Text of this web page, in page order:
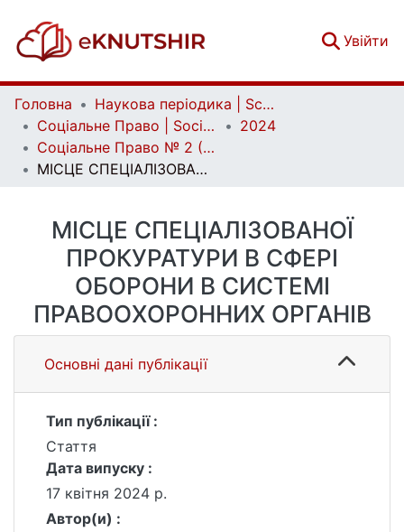
Увійти
Головна
Наукова періодика | Scientific periodicals
Соціальне Право | Social Law
2024
Соціальне Право № 2 (2024)
МІСЦЕ СПЕЦІАЛІЗОВАНОЇ ПРОКУРАТУРИ В СФЕРІ ОБОРОНИ В СИСТЕМІ ПРАВООХОРОННИХ ОРГАНІВ
МІСЦЕ СПЕЦІАЛІЗОВАНОЇ
ПРОКУРАТУРИ В СФЕРІ
ОБОРОНИ В СИСТЕМІ
ПРАВООХОРОННИХ ОРГАНІВ
Основні дані публікації
Тип публікації :
Стаття
Дата випуску :
17 квітня 2024 р.
Автор(и) :